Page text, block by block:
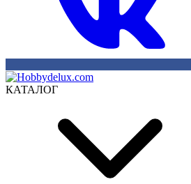
КАТАЛОГ